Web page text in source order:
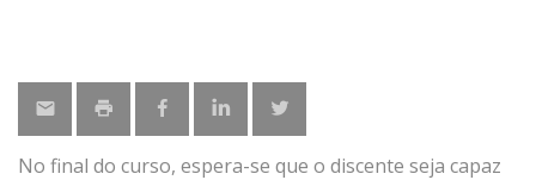
No final do curso, espera-se que o discente seja capaz